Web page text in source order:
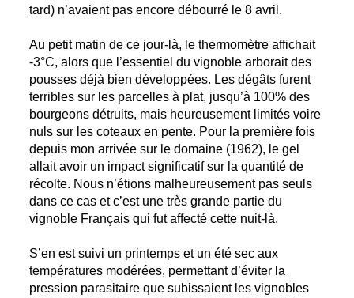
tard) n’avaient pas encore débourré le 8 avril.
Au petit matin de ce jour-là, le thermomètre affichait
-3°C, alors que l’essentiel du vignoble arborait des
pousses déjà bien développées. Les dégâts furent
terribles sur les parcelles à plat, jusqu’à 100% des
bourgeons détruits, mais heureusement limités voire
nuls sur les coteaux en pente. Pour la première fois
depuis mon arrivée sur le domaine (1962), le gel
allait avoir un impact significatif sur la quantité de
récolte. Nous n’étions malheureusement pas seuls
dans ce cas et c’est une très grande partie du
vignoble Français qui fut affecté cette nuit-là.
S’en est suivi un printemps et un été sec aux
températures modérées, permettant d’éviter la
pression parasitaire que subissaient les vignobles